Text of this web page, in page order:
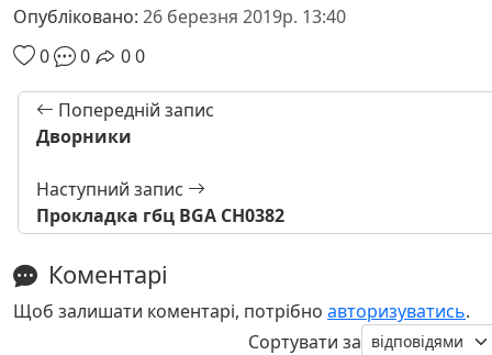
Опубліковано: 26 березня 2019р. 13:40
0
0 00
Попередній запис
Дворники
Наступний запис
Прокладка гбц BGA CH0382
Коментарі
Щоб залишати коментарі, потрібно авторизуватись.
Сортувати за